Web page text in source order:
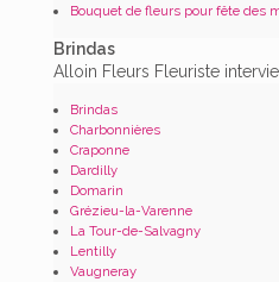
Bouquet de fleurs pour fête des
Brindas
Alloin Fleurs Fleuriste
Brindas
Charbonnières
Craponne
Dardilly
Domarin
Grézieu-la-Varenne
La Tour-de-Salvagny
Lentilly
Vaugneray